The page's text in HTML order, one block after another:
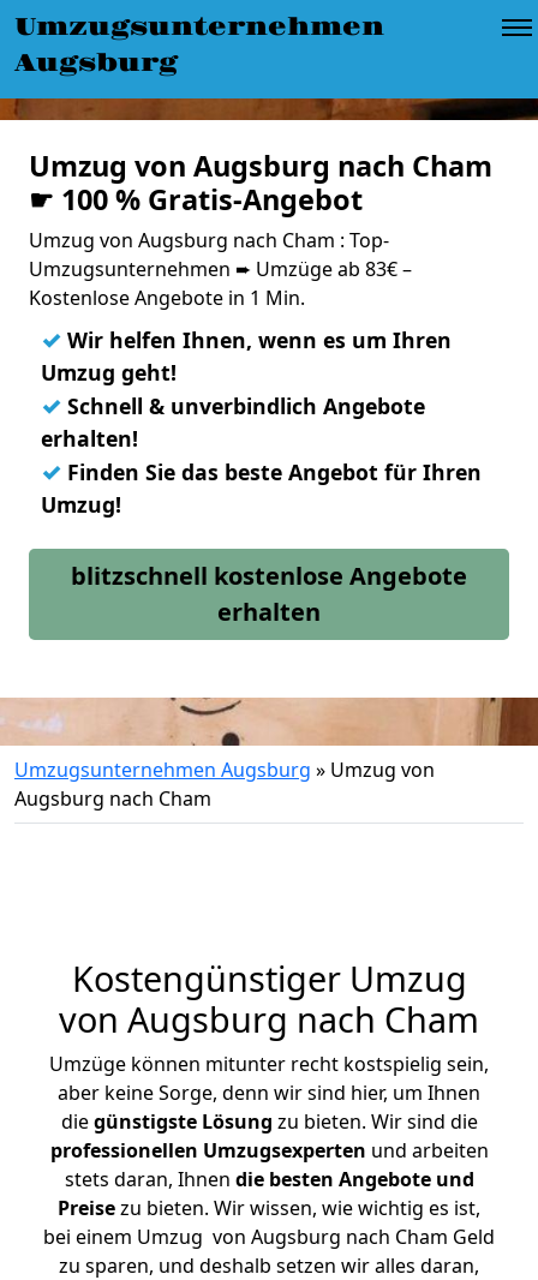
Umzugsunternehmen
Augsburg
Umzug von Augsburg nach Cham
☛ 100 % Gratis-Angebot
Umzug von Augsburg nach Cham : Top-
Umzugsunternehmen ➨ Umzüge ab 83€ –
Kostenlose Angebote in 1 Min.
✓ Wir helfen Ihnen, wenn es um Ihren
Umzug geht!
✓ Schnell & unverbindlich Angebote
erhalten!
✓ Finden Sie das beste Angebot für Ihren
Umzug!
blitzschnell kostenlose Angebote
erhalten
Umzugsunternehmen Augsburg » Umzug von
Augsburg nach Cham
Kostengünstiger Umzug
von Augsburg nach Cham
Umzüge können mitunter recht kostspielig sein,
aber keine Sorge, denn wir sind hier, um Ihnen
diegünstigste Lösung zu bieten. Wir sind die
professionellen Umzugsexperten und arbeiten
stets daran, Ihnen die besten Angebote und
Preisezu bieten. Wir wissen, wie wichtig es ist,
bei einem Umzug von Augsburg nach Cham Geld
zu sparen, und deshalb setzen wir alles daran,